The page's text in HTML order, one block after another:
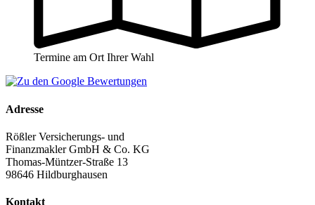
Termine am Ort Ihrer Wahl
Adresse
Rößler Versicherungs- und
Finanzmakler GmbH & Co. KG
Thomas-Müntzer-Straße 13
98646 Hildburghausen
Kontakt